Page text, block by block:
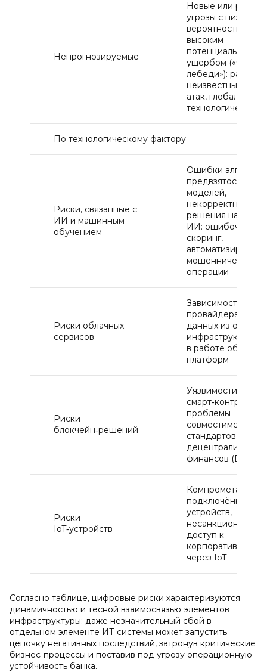
Непрогнозируемые
Новые или редкие
угрозы с низкой
вероятностью, но
высоким
потенциальным
ущербом
лебеди»): ранее
неизвестные виды
атак, глобальные
технологические
По технологическому фактору
Риски, связанные с
ИИ и машинным
обучением
Ошибки
предвзятость
моделей,
некорректные
решения на
ИИ: ошибочный
скоринг,
мошеннические
операции
Риски облачных
сервисов
Зависимость от
провайдера,
данных из
инфраструктуры,
в работе
платформ
Риски
блокчейн‑решений
Уязвимости
смарт‑контрактов,
проблемы
совместимости
стандартов, риски
финансов (DeFi)
Риски
IoT‑устройств
Компрометация
подключённых
устройств,
доступ к
корпоративной
через IoT
Согласно таблице, цифровые риски характеризуются
динамичностью и тесной взаимосвязью элементов
инфраструктуры: даже незначительный сбой в
отдельном элементе ИТ системы может запустить
цепочку негативных последствий, затронув критические
бизнес-процессы и поставив под угрозу операционную
устойчивость банка.